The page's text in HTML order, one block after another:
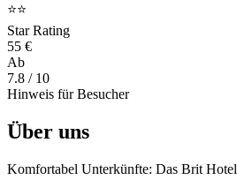
⭐⭐
Star Rating
55 €
Ab
7.8 / 10
Hinweis für Besucher
Über uns
Komfortabel Unterkünfte: Das Brit